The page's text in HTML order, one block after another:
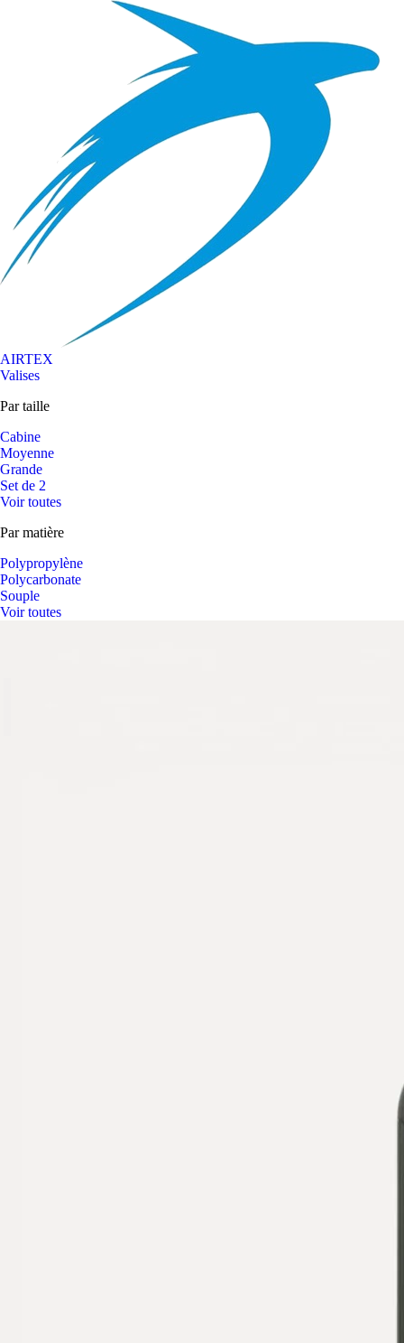
AIRTEX
Valises
Par taille
Cabine
Moyenne
Grande
Set de 2
Voir toutes
Par matière
Polypropylène
Polycarbonate
Souple
Voir toutes